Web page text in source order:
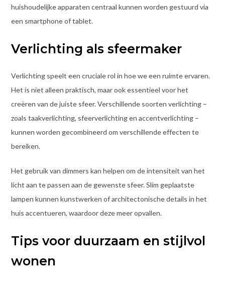
huishoudelijke apparaten centraal kunnen worden gestuurd via
een smartphone of tablet.
Verlichting als sfeermaker
Verlichting speelt een cruciale rol in hoe we een ruimte ervaren.
Het is niet alleen praktisch, maar ook essentieel voor het
creëren van de juiste sfeer. Verschillende soorten verlichting –
zoals taakverlichting, sfeerverlichting en accentverlichting –
kunnen worden gecombineerd om verschillende effecten te
bereiken.
Het gebruik van dimmers kan helpen om de intensiteit van het
licht aan te passen aan de gewenste sfeer. Slim geplaatste
lampen kunnen kunstwerken of architectonische details in het
huis accentueren, waardoor deze meer opvallen.
Tips voor duurzaam en stijlvol
wonen